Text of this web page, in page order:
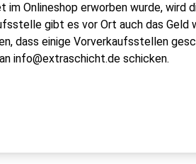
im Onlineshop erworben wurde, wird
gibt es vor Ort auch das Geld
dass einige Vorverkaufsstellen
info@extraschicht.de schicken.